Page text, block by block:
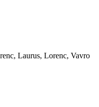
Laurus, Lorenc, Vavro